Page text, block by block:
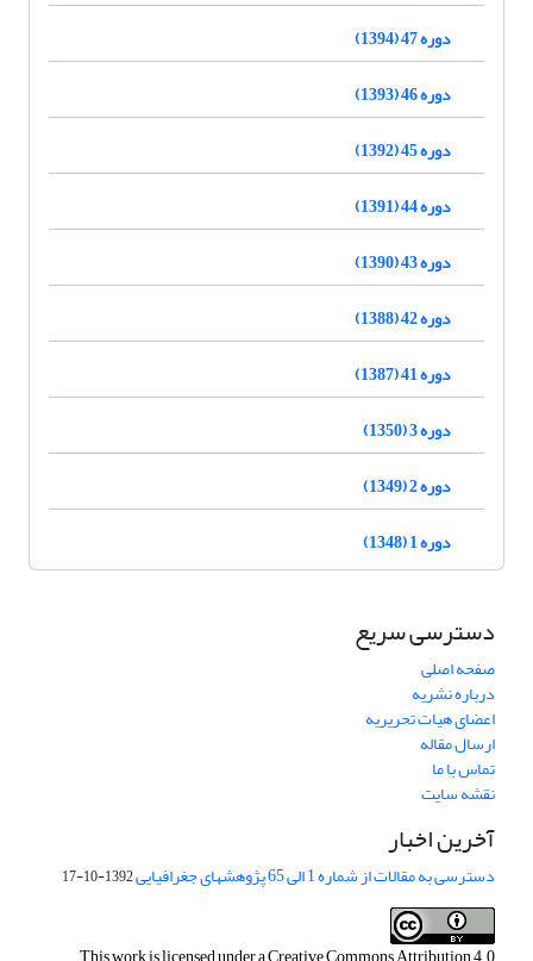
دوره 47 (1394)
دوره 46 (1393)
دوره 45 (1392)
دوره 44 (1391)
دوره 43 (1390)
دوره 42 (1388)
دوره 41 (1387)
دوره 3 (1350)
دوره 2 (1349)
دوره 1 (1348)
دسترسی سریع
صفحه اصلی
درباره نشریه
اعضای هیات تحریریه
ارسال مقاله
تماس با ما
نقشه سایت
آخرین اخبار
دسترسی به مقالات از شماره 1 الی 65 پژوهشهای جغرافیایی 1392-10-17